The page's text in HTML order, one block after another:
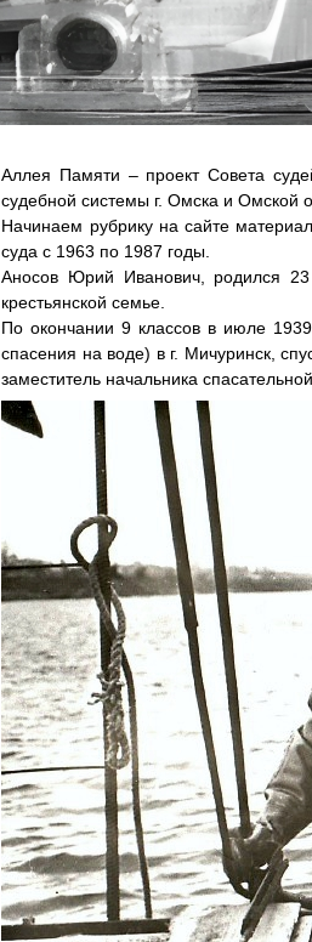
Аллея Памяти – проект Совета
судебной системы г. Омска и Омской
Начинаем рубрику на сайте
суда с 1963 по 1987 годы.
Аносов Юрий Иванович, родился 23
крестьянской семье.
По окончании 9 классов в июле
спасения на воде) в г. Мичуринск,
заместитель начальника